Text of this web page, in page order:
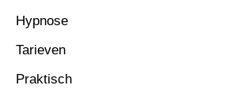
Hypnose
Tarieven
Praktisch